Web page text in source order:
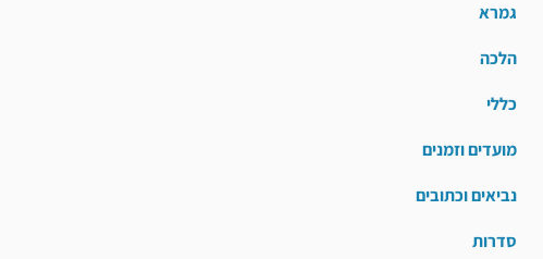
גמרא
הלכה
כללי
מועדים וזמנים
נביאים וכתובים
סדרות